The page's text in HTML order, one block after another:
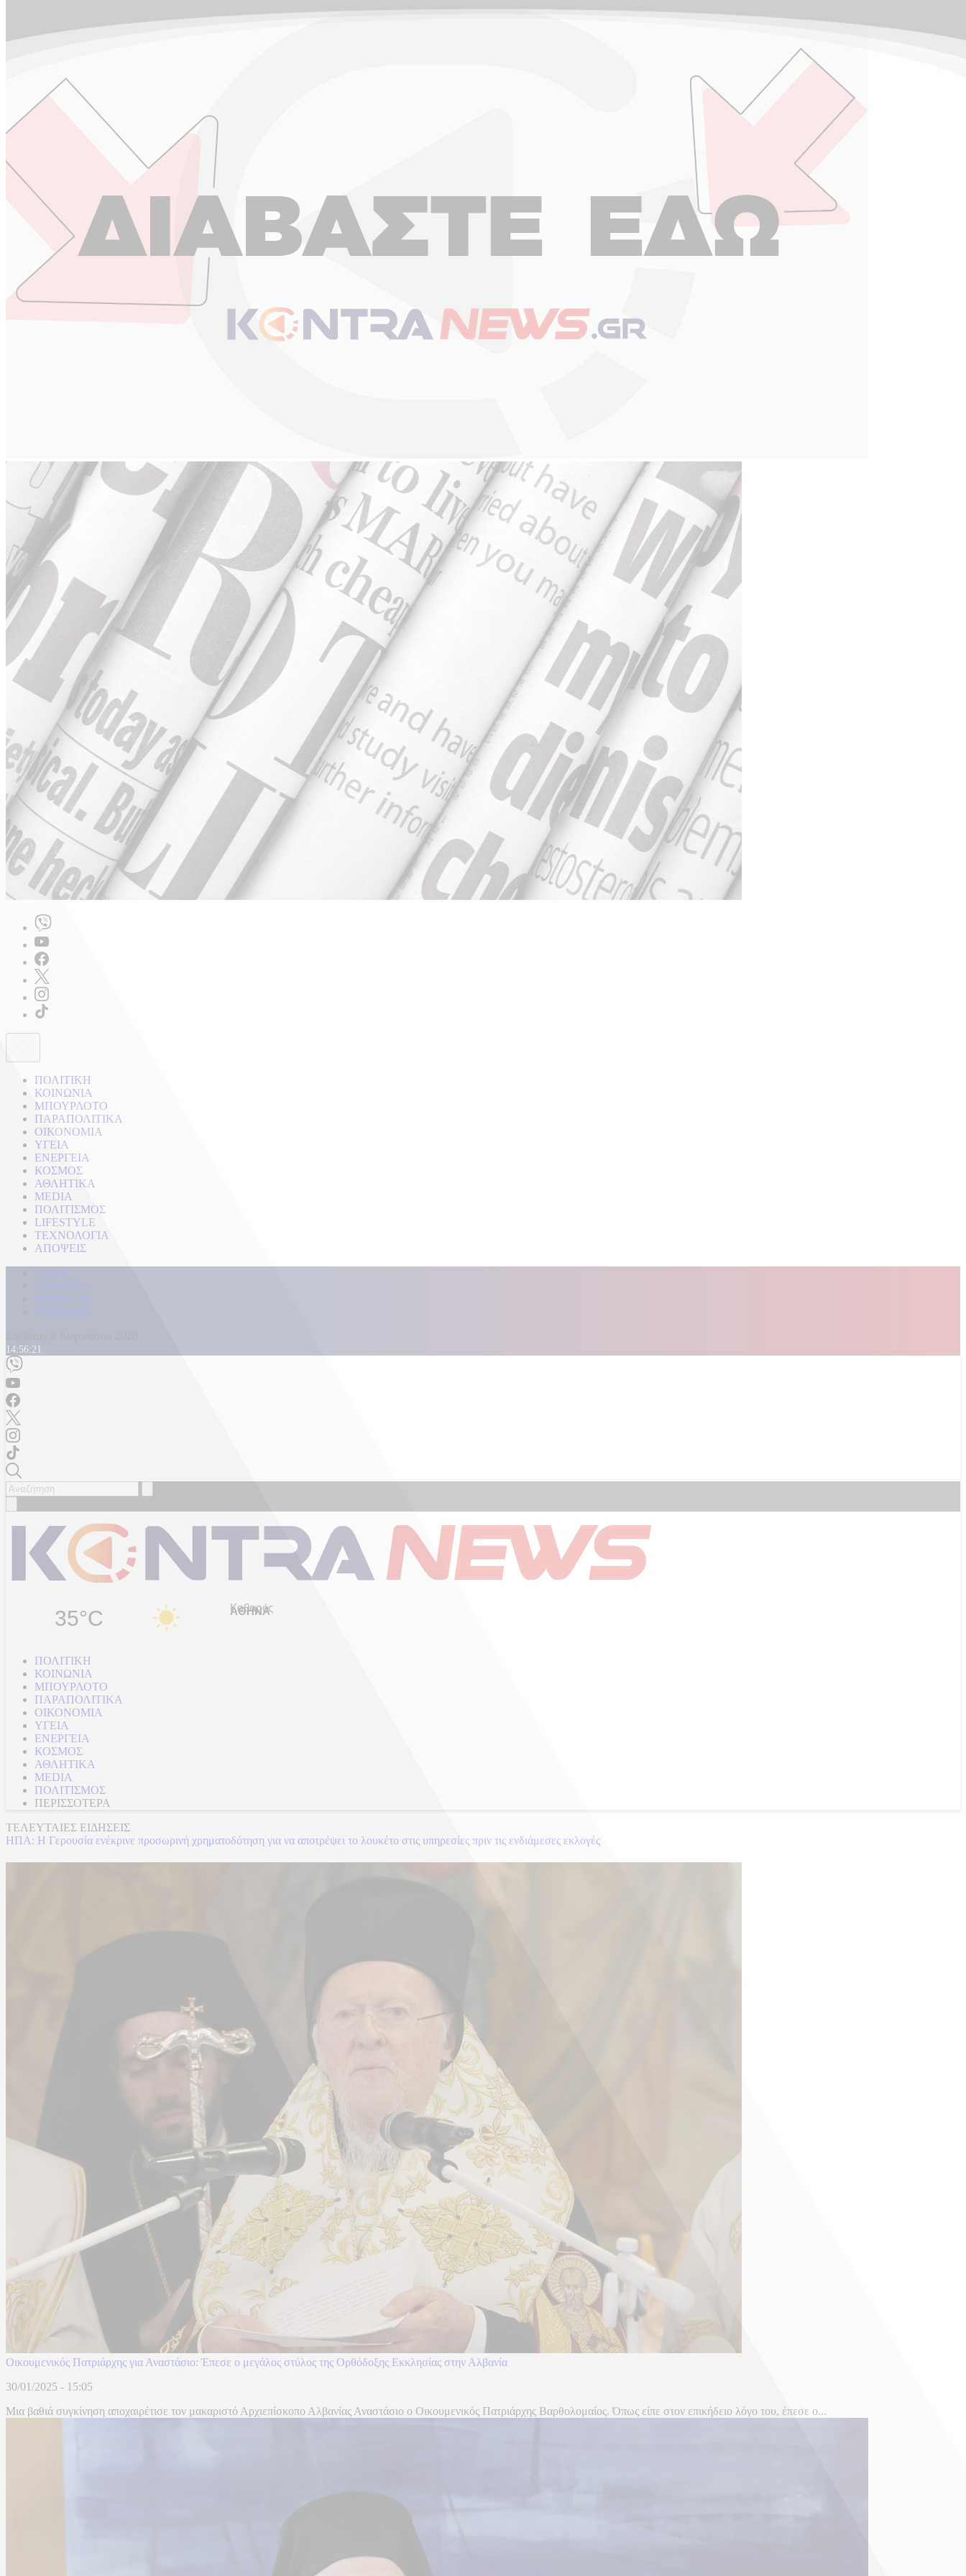
ΠΟΛΙΤΙΚΗ
ΚΟΙΝΩΝΙΑ
ΜΠΟΥΡΛΟΤΟ
ΠΑΡΑΠΟΛΙΤΙΚΑ
ΟΙΚΟΝΟΜΙΑ
ΥΓΕΙΑ
ΕΝΕΡΓΕΙΑ
ΚΟΣΜΟΣ
ΑΘΛΗΤΙΚΑ
MEDIA
ΠΟΛΙΤΙΣΜΟΣ
LIFESTYLE
ΤΕΧΝΟΛΟΓΙΑ
ΑΠΟΨΕΙΣ
Αρχική
Kontra Live
Καταγγελίες
Επικοινωνία
14:56:24
35°C Καθαρός
ΠΟΛΙΤΙΚΗ
ΚΟΙΝΩΝΙΑ
ΜΠΟΥΡΛΟΤΟ
ΠΑΡΑΠΟΛΙΤΙΚΑ
ΟΙΚΟΝΟΜΙΑ
ΥΓΕΙΑ
ΕΝΕΡΓΕΙΑ
ΚΟΣΜΟΣ
ΑΘΛΗΤΙΚΑ
MEDIA
ΠΟΛΙΤΙΣΜΟΣ
ΠΕΡΙΣΣΟΤΕΡΑ
ΤΕΛΕΥΤΑΙΕΣ ΕΙΔΗΣΕΙΣ
ΗΠΑ: Η Γερουσία ενέκρινε προσωρινή χρηματοδότηση για να αποτρέψει το λουκέτο στις υπηρεσίες πριν τις ενδιάμεσες εκλογές
Οικουμενικός Πατριάρχης για Αναστάσιο: Έπεσε ο μεγάλος στύλος της Ορθόδοξης Εκκλησίας στην Αλβανία
30/01/2025 - 15:05
Μια βαθιά συγκίνηση αποχαιρέτισε τον μακαριστό Αρχιεπίσκοπο Αλβανίας Αναστάσιο ο Οικουμενικός Πατριάρχης Βαρθολομαίος. Όπως είπε στον επικήδειο λόγο του, έπεσε ο...